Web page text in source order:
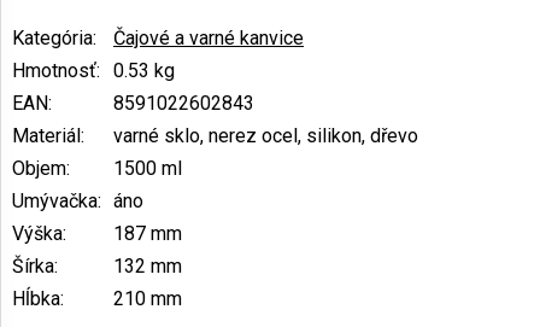
Kategória:
Čajové a varné kanvice
Hmotnosť:
0.53 kg
EAN:
8591022602843
Materiál:
varné sklo, nerez ocel, silikon, dřevo
Objem:
1500 ml
Umývačka: áno
Výška:
187 mm
Šírka:
132 mm
Hĺbka: 210 mm